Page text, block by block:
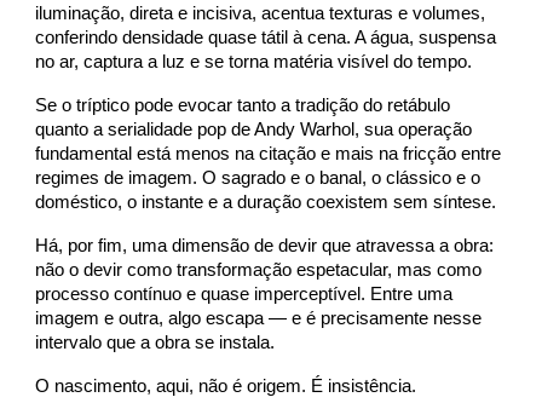
iluminação, direta e incisiva, acentua texturas e volumes,
conferindo densidade quase tátil à cena. A água, suspensa
no ar, captura a luz e se torna matéria visível do tempo.
Se o tríptico pode evocar tanto a tradição do retábulo
quanto a serialidade pop de Andy Warhol, sua operação
fundamental está menos na citação e mais na fricção entre
regimes de imagem. O sagrado e o banal, o clássico e o
doméstico, o instante e a duração coexistem sem síntese.
Há, por fim, uma dimensão de devir que atravessa a obra:
não o devir como transformação espetacular, mas como
processo contínuo e quase imperceptível. Entre uma
imagem e outra, algo escapa — e é precisamente nesse
intervalo que a obra se instala.
O nascimento, aqui, não é origem. É insistência.